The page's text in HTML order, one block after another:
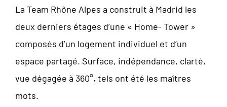
La Team Rhône Alpes a construit à Madrid les
deux derniers étages d’une « Home- Tower »
composés d’un logement individuel et d’un
espace partagé. Surface, indépendance, clarté,
vue dégagée à 360°, tels ont été les maîtres
mots.